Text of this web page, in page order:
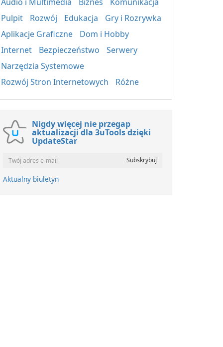
Pulpit
Rozwój Edukacja
Gry i Rozrywka
Aplikacje Graficzne
Dom i Hobby
Internet
Bezpieczeństwo
Serwery
Narzędzia Systemowe
Rozwój Stron Internetowych
Różne
Nigdy więcej nie przegap
aktualizacji dla 3uTools dzięki
UpdateStar
Aktualny biuletyn